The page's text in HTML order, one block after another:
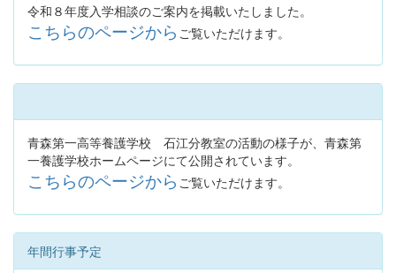
令和８年度入学相談のご案内を掲載いたしました。
こちらのページから ご覧いただけます。
青森第一高等養護学校 石江分教室の活動の様子が、青森第
一養護学校ホームページにて公開されています。
こちらのページから ご覧いただけます。
年間行事予定